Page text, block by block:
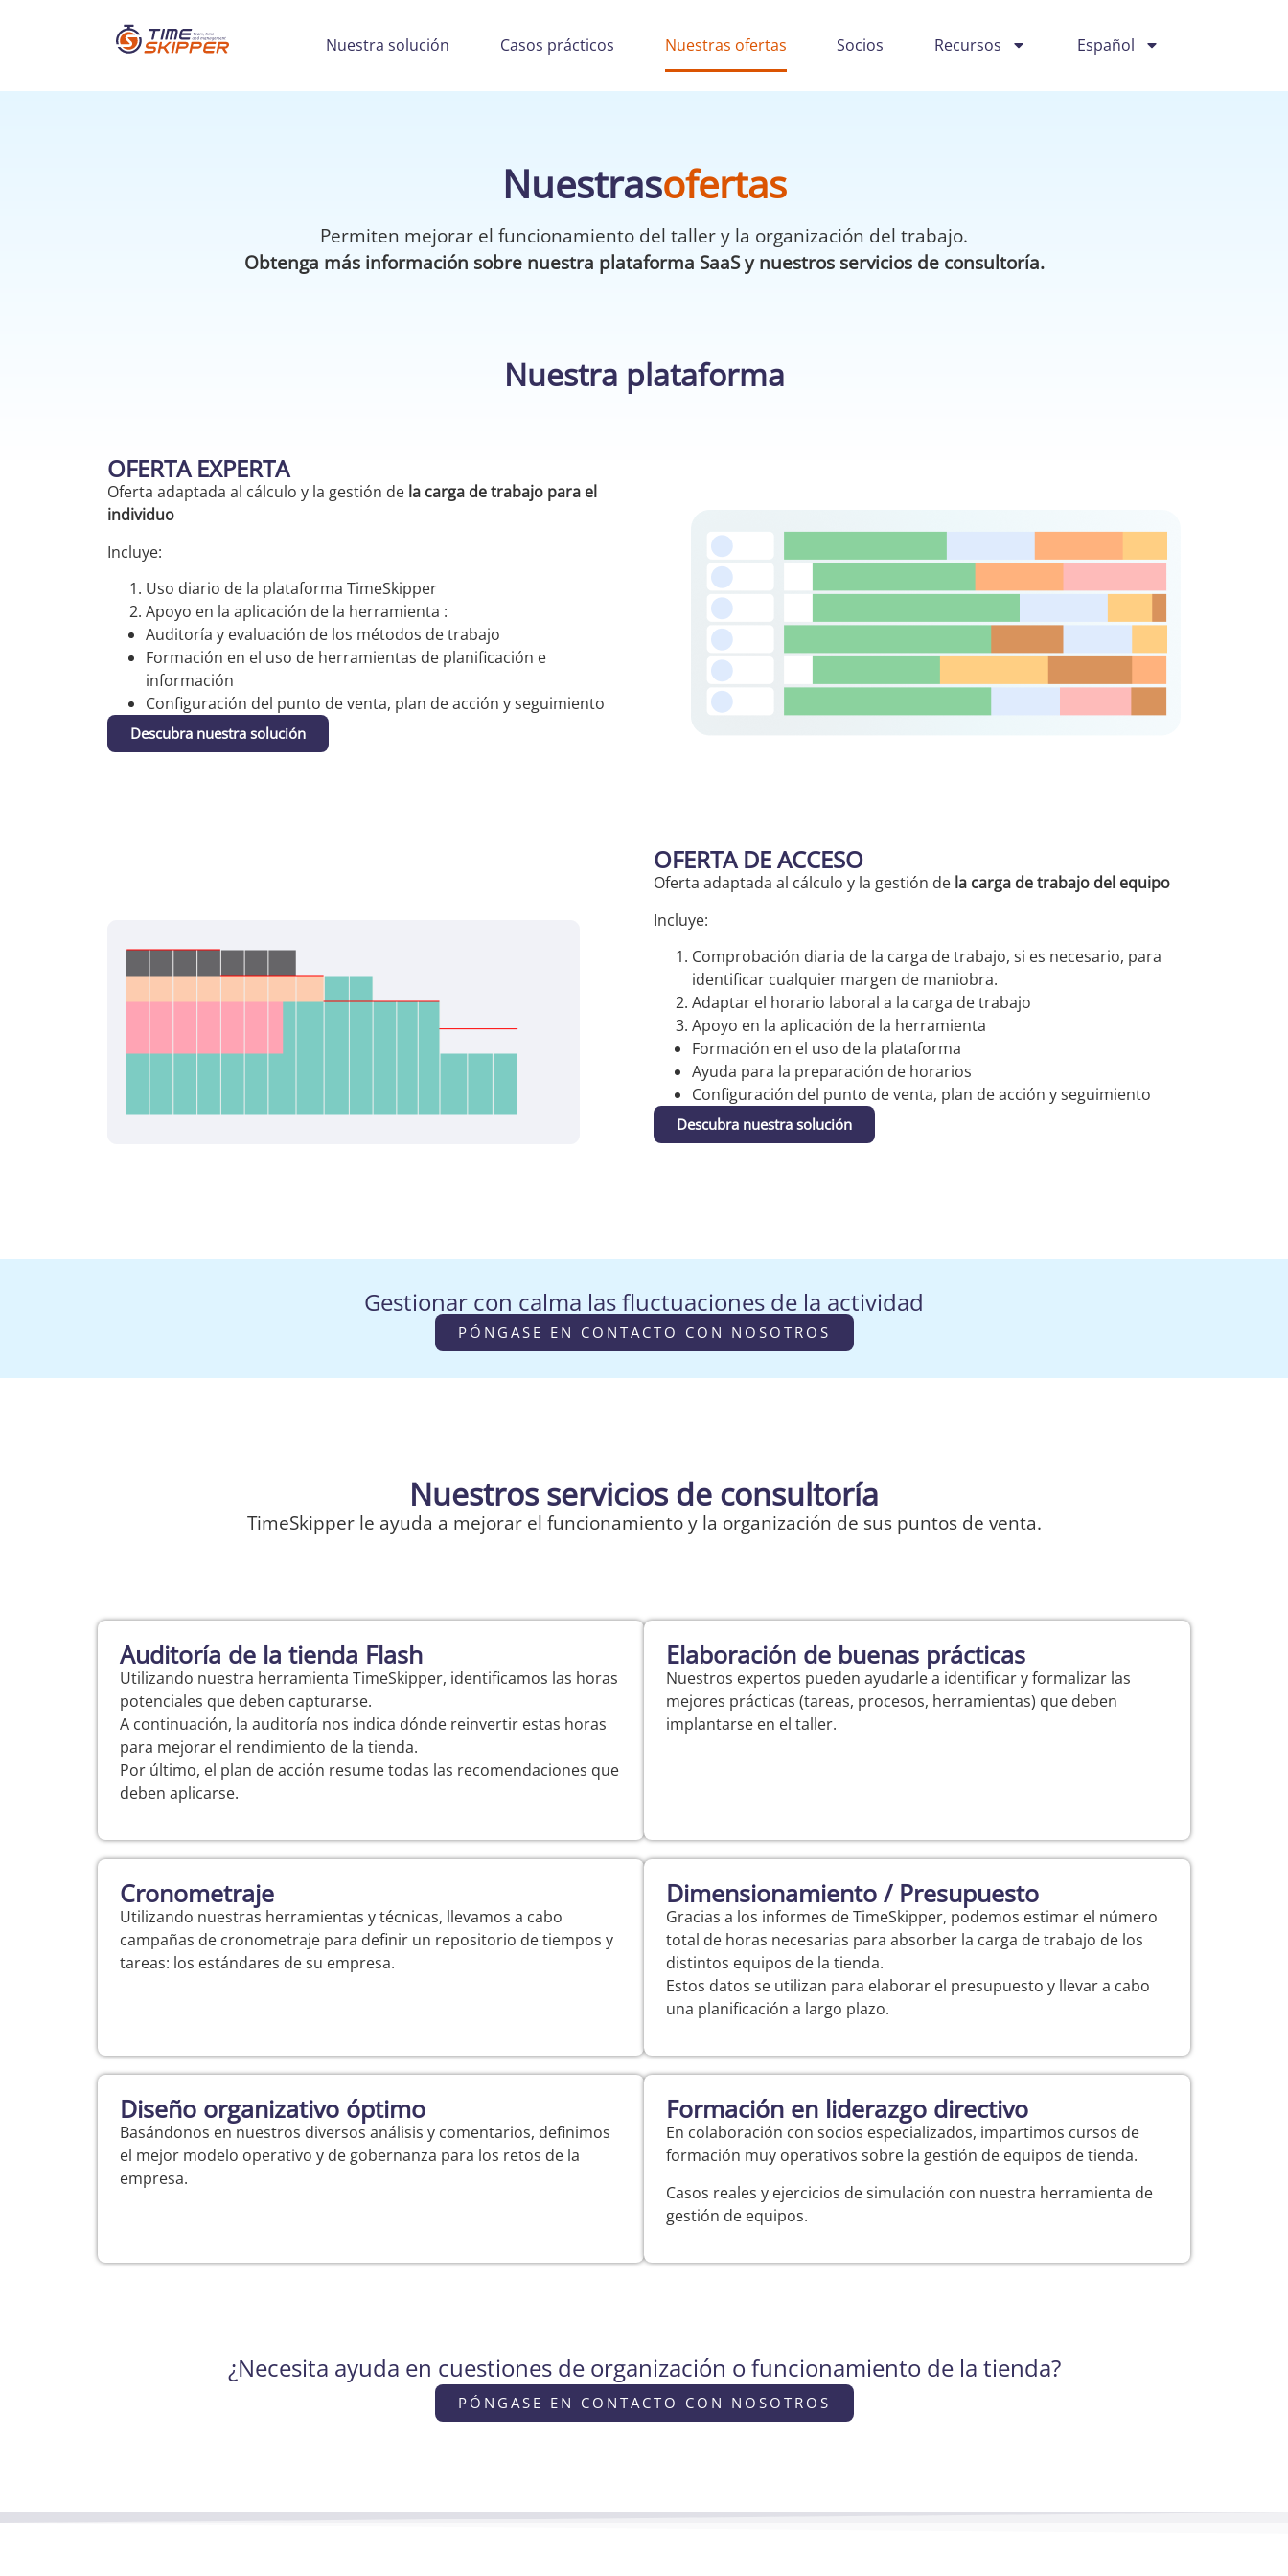
Nuestra solución Casos prácticos Nuestras ofertas Socios Recursos Español
Nuestrasofertas
Permiten mejorar el funcionamiento del taller y la organización del trabajo.
Obtenga más información sobre nuestra plataforma SaaS y nuestros servicios de consultoría.
Nuestra plataforma
OFERTA EXPERTA
Oferta adaptada al cálculo y la gestión de la carga de trabajo para el
individuo
Incluye:
Uso diario de la plataforma TimeSkipper
Apoyo en la aplicación de la herramienta :
Auditoría y evaluación de los métodos de trabajo
Formación en el uso de herramientas de planificación e
información
Configuración del punto de venta, plan de acción y seguimiento
Descubra nuestra solución
OFERTA DE ACCESO
Oferta adaptada al cálculo y la gestión de la carga de trabajo del equipo
Incluye:
Comprobación diaria de la carga de trabajo, si es necesario, para
identificar cualquier margen de maniobra.
Adaptar el horario laboral a la carga de trabajo
Apoyo en la aplicación de la herramienta
Formación en el uso de la plataforma
Ayuda para la preparación de horarios
Configuración del punto de venta, plan de acción y seguimiento
Descubra nuestra solución
Gestionar con calma las fluctuaciones de la actividad
PÓNGASE EN CONTACTO CON NOSOTROS
Nuestros servicios de consultoría
TimeSkipper le ayuda a mejorar el funcionamiento y la organización de sus puntos de venta.
Auditoría de la tienda Flash
Utilizando nuestra herramienta TimeSkipper, identificamos las horas
potenciales que deben capturarse.
A continuación, la auditoría nos indica dónde reinvertir estas horas
para mejorar el rendimiento de la tienda.
Por último, el plan de acción resume todas las recomendaciones que
deben aplicarse.
Elaboración de buenas prácticas
Nuestros expertos pueden ayudarle a identificar y formalizar las
mejores prácticas (tareas, procesos, herramientas) que deben
implantarse en el taller.
Cronometraje
Utilizando nuestras herramientas y técnicas, llevamos a cabo
campañas de cronometraje para definir un repositorio de tiempos y
tareas: los estándares de su empresa.
Dimensionamiento / Presupuesto
Gracias a los informes de TimeSkipper, podemos estimar el número
total de horas necesarias para absorber la carga de trabajo de los
distintos equipos de la tienda.
Estos datos se utilizan para elaborar el presupuesto y llevar a cabo
una planificación a largo plazo.
Diseño organizativo óptimo
Basándonos en nuestros diversos análisis y comentarios, definimos
el mejor modelo operativo y de gobernanza para los retos de la
empresa.
Formación en liderazgo directivo
En colaboración con socios especializados, impartimos cursos de
formación muy operativos sobre la gestión de equipos de tienda.
Casos reales y ejercicios de simulación con nuestra herramienta de
gestión de equipos.
¿Necesita ayuda en cuestiones de organización o funcionamiento de la tienda?
PÓNGASE EN CONTACTO CON NOSOTROS